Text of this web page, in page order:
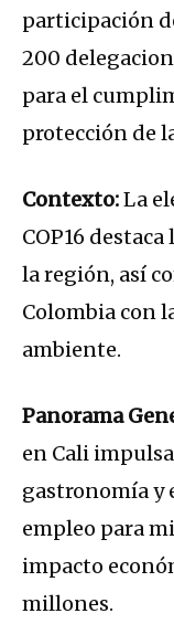
participación
200
para el
protección de
Contexto:La
COP16
la región, así
Colombia con
ambiente.
Panorama
en Cali
gastronomía y
empleo para
impacto
millones.